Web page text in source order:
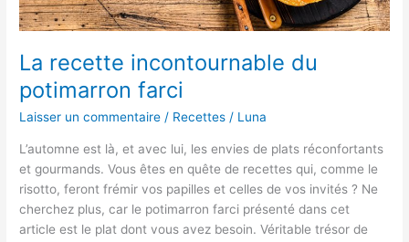
La recette incontournable du
potimarron farci
Laisser un commentaire / Recettes / Luna
L’automne est là, et avec lui, les envies de plats réconfortants
et gourmands. Vous êtes en quête de recettes qui, comme le
risotto, feront frémir vos papilles et celles de vos invités ? Ne
cherchez plus, car le potimarron farci présenté dans cet
article est le plat dont vous avez besoin. Véritable trésor de